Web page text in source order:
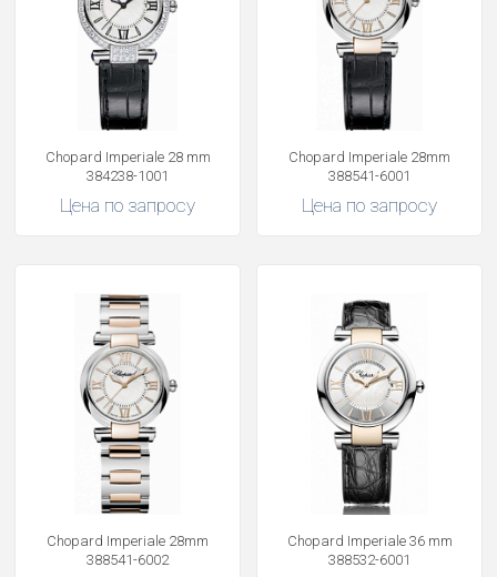
Chopard Imperiale 28 mm
384238-1001
Цена по запросу
Chopard Imperiale 28mm
388541-6001
Цена по запросу
Chopard Imperiale 28mm
388541-6002
Chopard Imperiale 36 mm
388532-6001